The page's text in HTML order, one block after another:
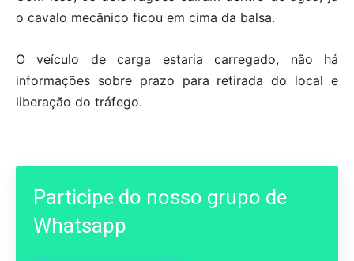
o cavalo mecânico ficou em cima da balsa.
O veículo de carga estaria carregado, não há
informações sobre prazo para retirada do local e
liberação do tráfego.
Participe do nosso grupo de
Whatsapp